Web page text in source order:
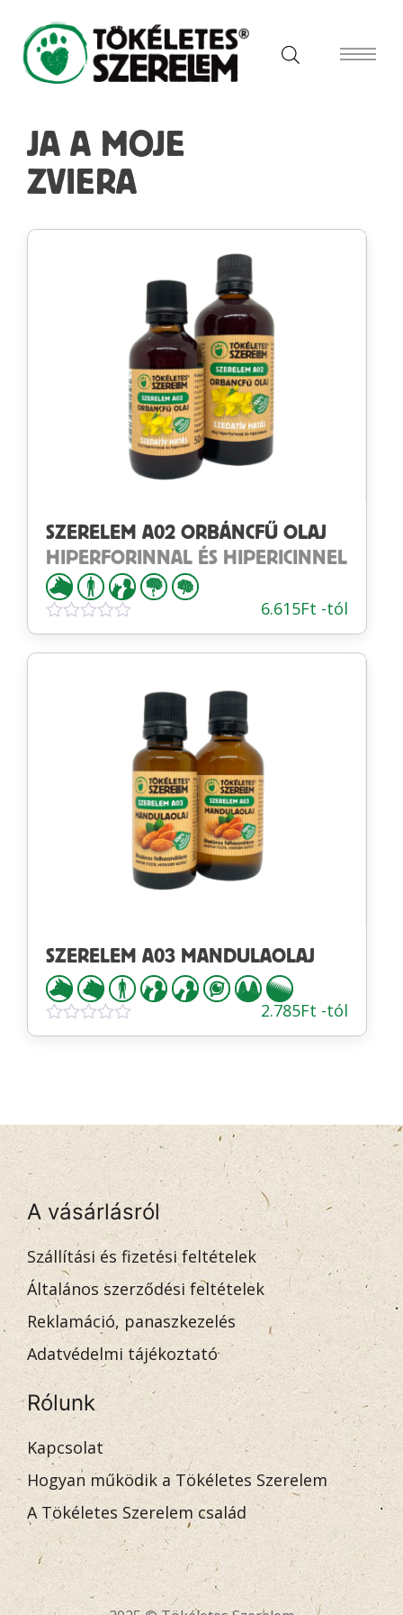
JA A MOJE
ZVIERA
SZERELEM A02 ORBÁNCFŰ OLAJ
HIPERFORINNAL ÉS HIPERICINNEL
Értékelés:
0
6.615Ft -tól
SZERELEM A03 MANDULAOLAJ
Értékelés:
2.785Ft -tól
A vásárlásról
Szállítási és fizetési feltételek
Általános szerződési feltételek
Reklamáció, panaszkezelés
Adatvédelmi tájékoztató
Rólunk
Kapcsolat
Hogyan működik a Tökéletes Szerelem
A Tökéletes Szerelem család